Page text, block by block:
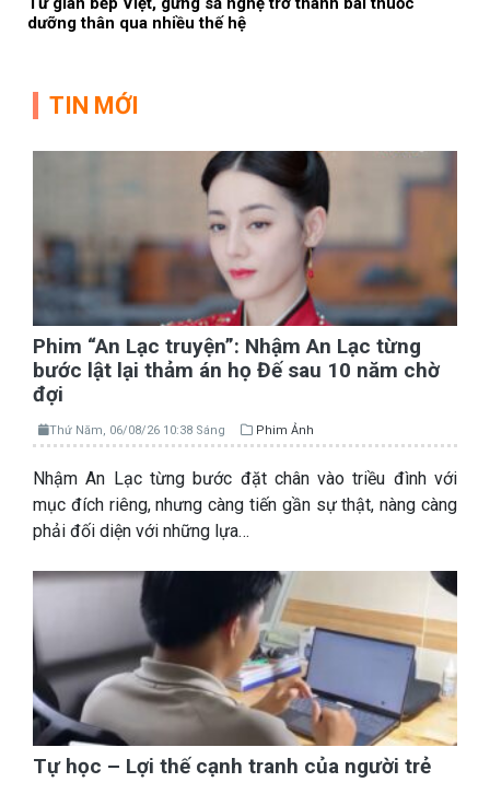
dưỡng thân qua nhiều thế hệ
TIN MỚI
Phim “An Lạc truyện”: Nhậm An Lạc từng
bước lật lại thảm án họ Đế sau 10 năm chờ
đợi
Thứ Năm, 06/08/26 10:38 Sáng Phim Ảnh
Nhậm An Lạc từng bước đặt chân vào triều đình với
mục đích riêng, nhưng càng tiến gần sự thật, nàng càng
phải đối diện với những lựa…
Tự học – Lợi thế cạnh tranh của người trẻ